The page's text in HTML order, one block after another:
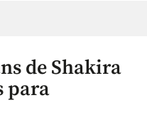
de Shakira
para